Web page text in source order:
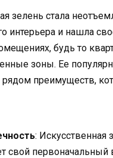
зелень стала
интерьера и нашла
будь то
зоны. Ее
рядом преимуществ,
: Искусственная
свой первоначальный